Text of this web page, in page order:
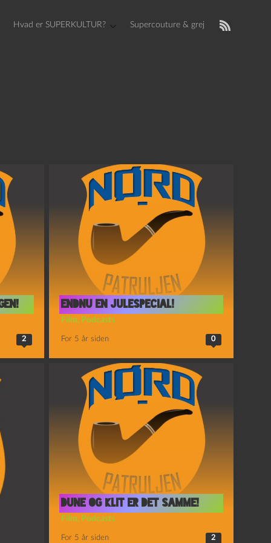
Hvad er SUPERKULTUR? Supercouture & grej
2
Endnu en julespecial!
Film, Podcasts
For 5 år siden 0
Dune og Klit er det samme!
Film, Podcasts
For 5 år siden 2